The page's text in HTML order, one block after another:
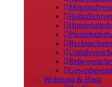
Wohnung & Haus